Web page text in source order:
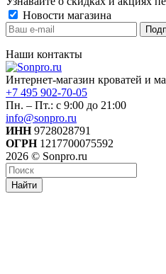
Новости магазина
Наши контакты
Интернет-магазин кроватей и
+7 495 902-70-05
Пн. – Пт.: с 9:00 до 21:00
info@sonpro.ru
ИНН9728028791
ОГРН1217700075592
2026 © Sonpro.ru
Найти